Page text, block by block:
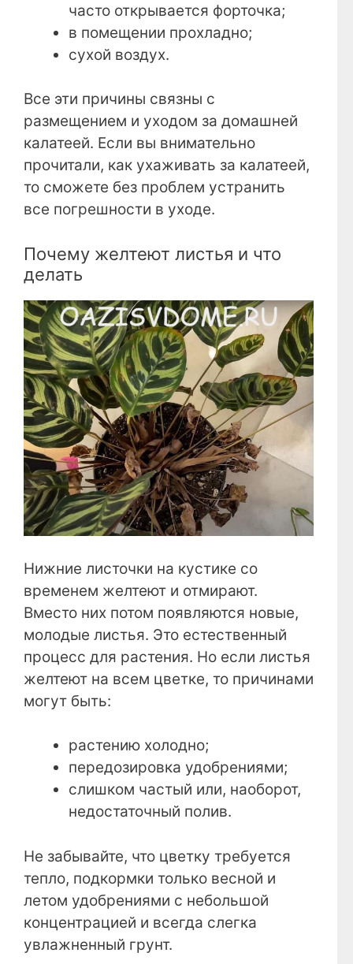
часто открывается форточка;
в помещении прохладно;
сухой воздух.
Все эти причины связны с
размещением и уходом за домашней
калатеей. Если вы внимательно
прочитали, как ухаживать за калатеей,
то сможете без проблем устранить
все погрешности в уходе.
Почему желтеют листья и что
делать
Нижние листочки на кустике со
временем желтеют и отмирают.
Вместо них потом появляются новые,
молодые листья. Это естественный
процесс для растения. Но если листья
желтеют на всем цветке, то причинами
могут быть:
растению холодно;
передозировка удобрениями;
слишком частый или, наоборот,
недостаточный полив.
Не забывайте, что цветку требуется
тепло, подкормки только весной и
летом удобрениями с небольшой
концентрацией и всегда слегка
увлажненный грунт.